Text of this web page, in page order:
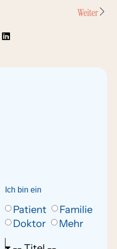
Weiter
Ich bin ein
Patient
Familie
Doktor
Mehr